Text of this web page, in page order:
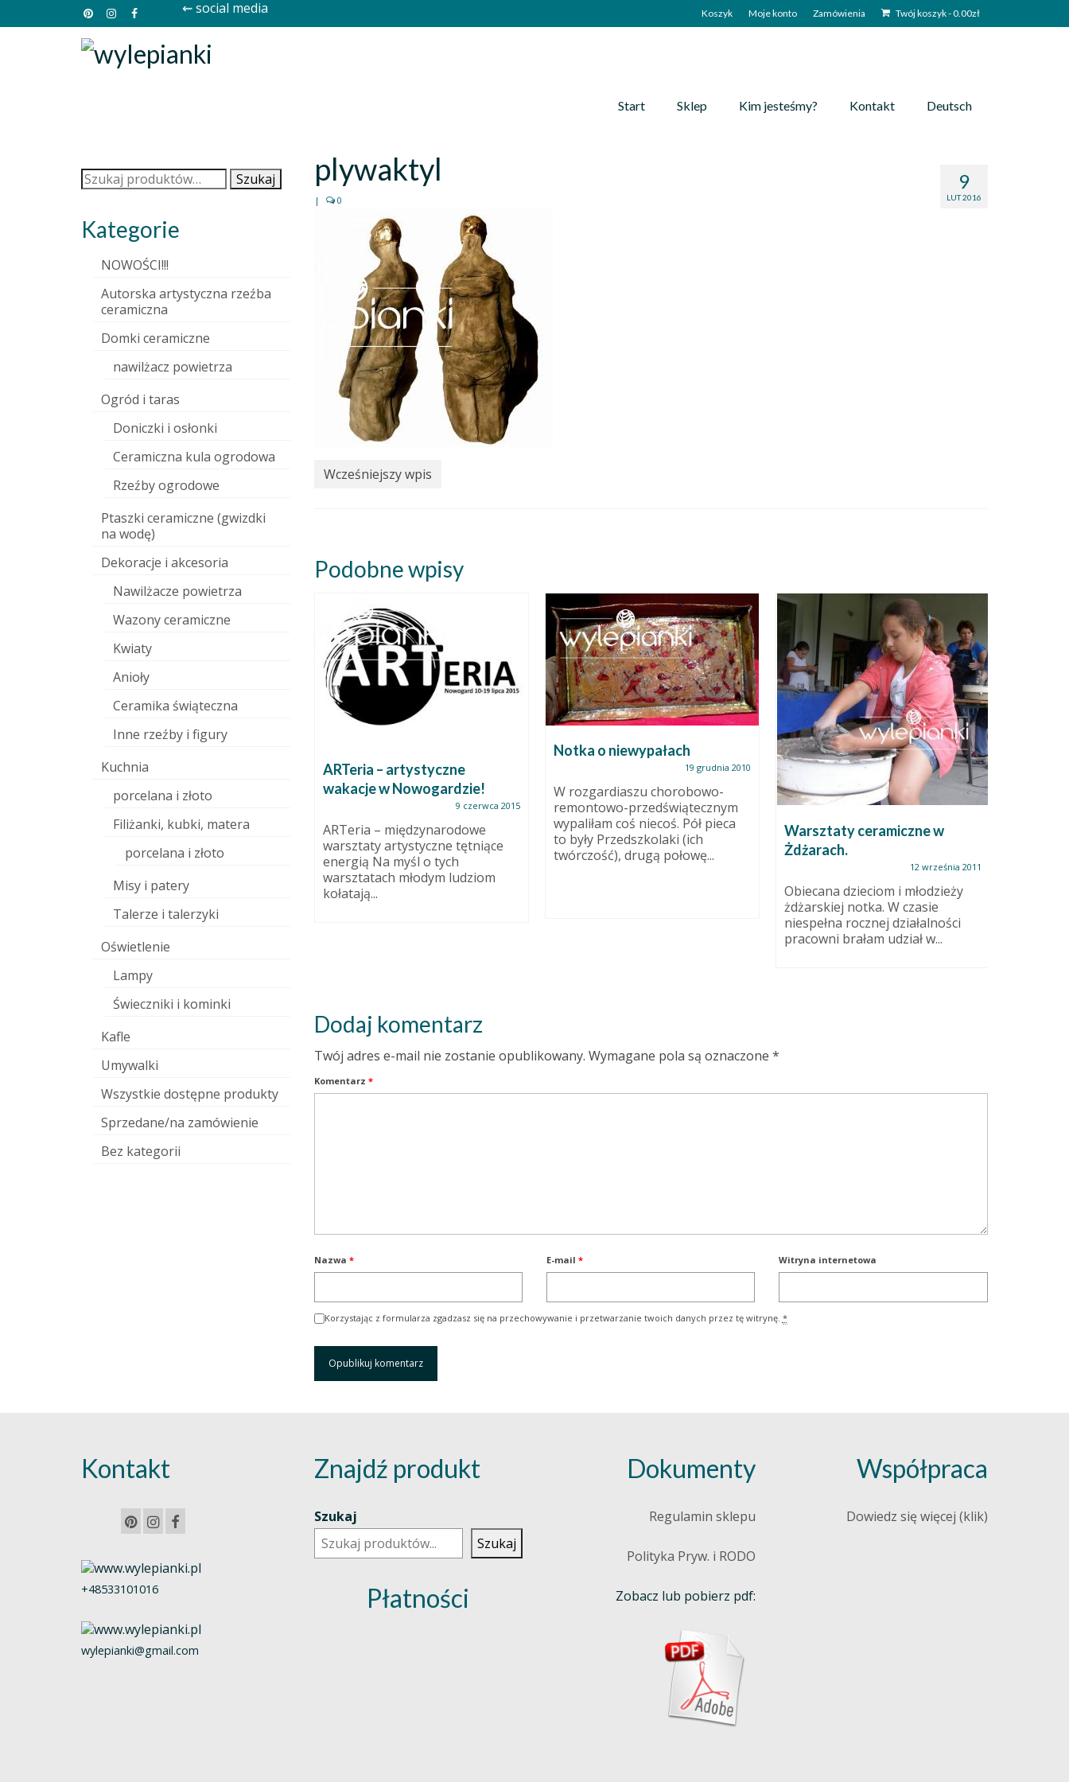
Koszyk Moje konto Zamówienia Twój koszyk-0.00zł
⇜ social media
Start Sklep Kim jesteśmy? Kontakt Deutsch
9
LUT 2016
plywaktyl
| 0
Wcześniejszy wpis
Podobne wpisy
Szamot jasny, grzebyk
ARTeria – artystyczne
wakacje w Nowogardzie!
9 czerwca 2015
ARTeria – międzynarodowe
warsztaty artystyczne tętniące
energią Na myśl o tych
warsztatach młodym ludziom
kołatają...
Notka o niewypałach
19 grudnia 2010
W rozgardiaszu chorobowo-
remontowo-przedświątecznym
wypaliłam coś niecoś. Pół pieca
to były Przedszkolaki (ich
twórczość), drugą połowę...
Warsztaty ceramiczne w
Żdżarach.
12 września 2011
Obiecana dzieciom i młodzieży
żdżarskiej notka. W czasie
niespełna rocznej działalności
pracowni brałam udział w...
Dodaj komentarz
Twój adres e-mail nie zostanie opublikowany. Wymagane pola są oznaczone *
Komentarz *
Nazwa * E-mail * Witryna internetowa
Korzystając z formularza zgadzasz się na przechowywanie i przetwarzanie twoich danych przez tę witrynę. *
Szukaj: Szukaj
Kategorie
NOWOŚCI!!!
Autorska artystyczna rzeźba
ceramiczna
Domki ceramiczne
nawilżacz powietrza
Ogród i taras
Doniczki i osłonki
Ceramiczna kula ogrodowa
Rzeźby ogrodowe
Ptaszki ceramiczne (gwizdki
na wodę)
Dekoracje i akcesoria
Nawilżacze powietrza
Wazony ceramiczne
Kwiaty
Anioły
Ceramika świąteczna
Inne rzeźby i figury
Kuchnia
porcelana i złoto
Filiżanki, kubki, matera
porcelana i złoto
Misy i patery
Talerze i talerzyki
Oświetlenie
Lampy
Świeczniki i kominki
Kafle
Umywalki
Wszystkie dostępne produkty
Sprzedane/na zamówienie
Bez kategorii
Kontakt
+48533101016
wylepianki@gmail.com
Znajdź produkt
Szukaj
Szukaj
Płatności
Dokumenty
Regulamin sklepu
Polityka Pryw. i RODO
Zobacz lub pobierz pdf:
Współpraca
Dowiedz się więcej (klik)